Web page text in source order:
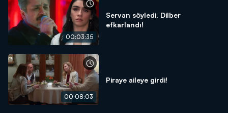
00:03:35
Servan söyledi, Dilber
efkarlandı!
00:08:03
Piraye aileye girdi!